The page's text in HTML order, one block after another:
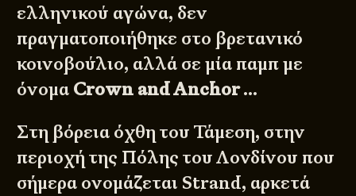
ελληνικού αγώνα, δεν
πραγματοποιήθηκε στο βρετανικό
κοινοβούλιο, αλλά σε μία παμπ με
όνομα Crown and Anchor…
Στη βόρεια όχθη του Τάμεση, στην
περιοχή της Πόλης του Λονδίνου που
σήμερα ονομάζεται Strand, αρκετά